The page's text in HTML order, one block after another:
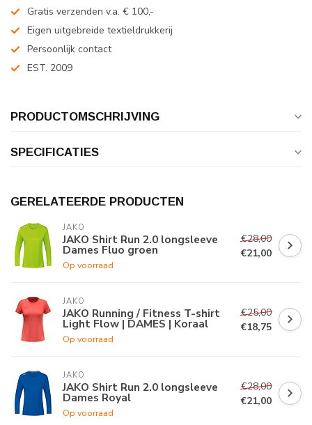
Gratis verzenden v.a. € 100,-
Eigen uitgebreide textieldrukkerij
Persoonlijk contact
EST. 2009
PRODUCTOMSCHRIJVING
SPECIFICATIES
GERELATEERDE PRODUCTEN
JAKO
JAKO Shirt Run 2.0 longsleeve
Dames Fluo groen
Op voorraad
€28,00
€21,00
JAKO
JAKO Running / Fitness T-shirt
Light Flow | DAMES | Koraal
Op voorraad
€25,00
€18,75
JAKO
JAKO Shirt Run 2.0 longsleeve
Dames Royal
Op voorraad
€28,00
€21,00